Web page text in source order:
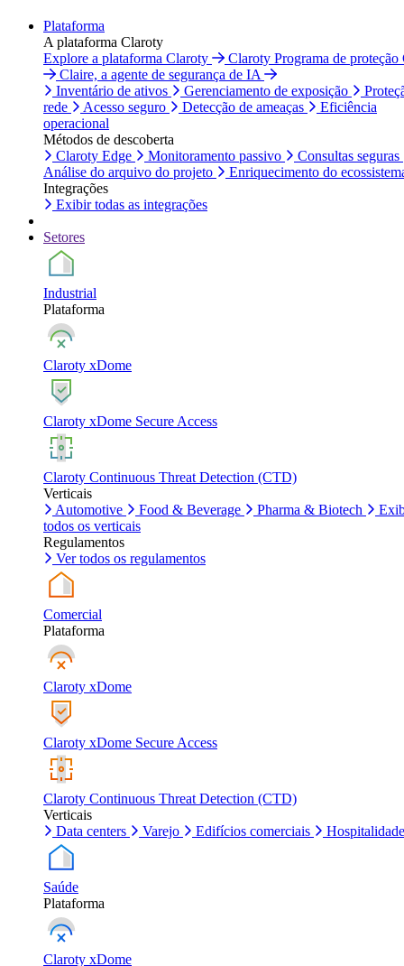
Plataforma
A plataforma Claroty
Explore a plataforma Claroty
Claroty Programa de proteção
Claire, a agente de segurança de IA
Inventário de ativos
Gerenciamento de exposição
rede
Acesso seguro Detecção de ameaças
Eficiência
operacional
Métodos de descoberta
Claroty Edge
Monitoramento passivo
Consultas seguras
Análise do arquivo do projeto
Enriquecimento do
Integrações
Exibir todas as integrações
Setores
Industrial
Plataforma
Claroty xDome
Claroty xDome Secure Access
Claroty Continuous Threat Detection (CTD)
Verticais
Automotive
Food & Beverage Pharma & Biotech
todos os verticais
Regulamentos
Ver todos os regulamentos
Comercial
Plataforma
Claroty xDome
Claroty xDome Secure Access
Claroty Continuous Threat Detection (CTD)
Verticais
Data centers
Varejo Edifícios comerciais Hospitalidade
Saúde
Plataforma
Claroty xDome